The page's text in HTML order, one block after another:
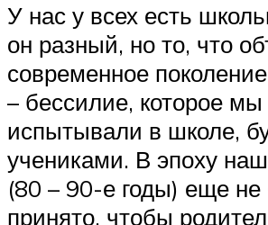
У нас у всех есть
он разный, но то, что
современное
– бессилие, которое мы
испытывали в школе,
учениками. В эпоху
(80 – 90-е годы) еще
принято, чтобы